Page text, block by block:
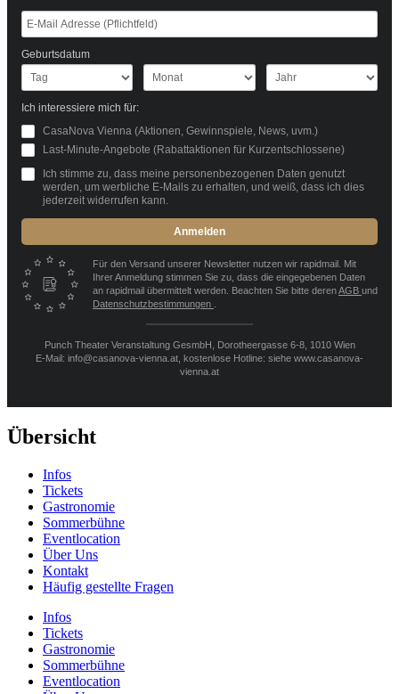
Geburtsdatum
Ich interessiere mich für:
CasaNova Vienna (Aktionen, Gewinnspiele, News, uvm.)
Last-Minute-Angebote (Rabattaktionen für Kurzentschlossene)
Ich stimme zu, dass meine personenbezogenen Daten genutzt
werden, um werbliche E-Mails zu erhalten, und weiß, dass ich dies
jederzeit widerrufen kann.
Anmelden
Für den Versand unserer Newsletter nutzen wir rapidmail. Mit
Ihrer Anmeldung stimmen Sie zu, dass die eingegebenen Daten
an rapidmail übermittelt werden. Beachten Sie bitte derenAGB und
Datenschutzbestimmungen
Punch Theater Veranstaltung GesmbH, Dorotheergasse 6-8, 1010 Wien
E-Mail: info@casanova-vienna.at, kostenlose Hotline: siehe www.casanova-
vienna.at
Übersicht
Infos
Tickets
Gastronomie
Sommerbühne
Eventlocation
Über Uns
Kontakt
Häufig gestellte Fragen
Infos
Tickets
Gastronomie
Sommerbühne
Eventlocation